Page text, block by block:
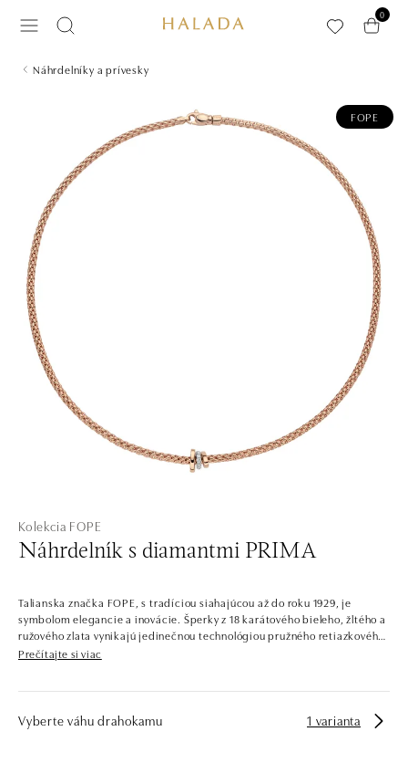
0
Náhrdelníky a prívesky
FOPE
Kolekcia FOPE
Náhrdelník s diamantmi PRIMA
Talianska značka FOPE, s tradíciou siahajúcou až do roku 1929, je
symbolom elegancie a inovácie. Šperky z 18 karátového bieleho, žltého a
ružového zlata vynikajú jedinečnou technológiou pružného retiazkového
vzoru, ktorá zaisťuje výnimočný komfort a štýl. Sú skvelé pre každú
Prečítajte si viac
Vyberte váhu drahokamu 1 varianta